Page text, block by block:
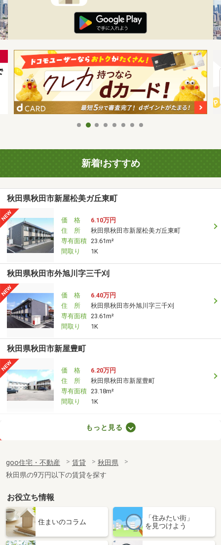
新着!おすすめ
秋田県秋田市新屋松美ガ丘東町
価 格
6.10万円
住 所
秋田県秋田市新屋松美ガ丘東町
専有面積 23.61m²
間取り
1K
秋田県秋田市外旭川字三千刈
価 格
6.40万円
住 所
秋田県秋田市外旭川字三千刈
専有面積 23.61m²
間取り
1K
秋田県秋田市新屋豊町
価 格
6.20万円
住 所
秋田県秋田市新屋豊町
専有面積 23.18m²
間取り
1K
専有面積
76.39m²
間取り
3LDK
秋田県秋田市大町４
価 格
7.40万円
秋田県秋田市大町４
専有面積 23.61m²
もっと見る
goo住宅・不動産 賃貸
秋田県
秋田県の9万円以下の賃貸を探す
お役立ち情報
住まいのコラム
「住みたい街」
を見つけよう